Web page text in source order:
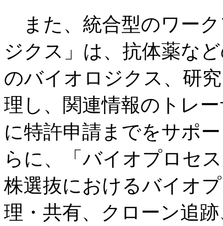
また、統合型のワー
ジクス」は、抗体薬な
のバイオロジクス、研
理し、関連情報のトレ
に特許申請までをサポ
らに、「バイオプロセ
株選抜におけるバイオ
理・共有、クローン追